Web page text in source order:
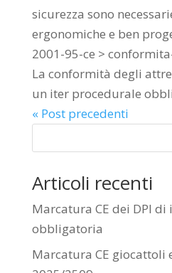
sicurezza sono
ergonomiche e ben
2001-95-ce >
La conformità degli
un iter procedurale
« Post precedenti
Articoli recenti
Marcatura CE dei DPI
obbligatoria
Marcatura CE giocattoli